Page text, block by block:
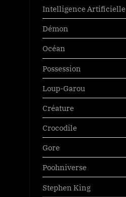
Intelligence Artificielle
Démon
Océan
Possession
Loup-Garou
Créature
Crocodile
Gore
Poohniverse
Stephen King